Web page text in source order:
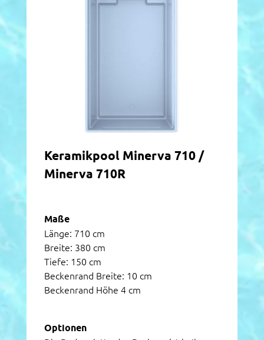
Keramikpool Minerva 710 /
Minerva 710R
Maße
Länge: 710 cm
Breite: 380 cm
Tiefe: 150 cm
Beckenrand Breite: 10 cm
Beckenrand Höhe 4 cm
Optionen